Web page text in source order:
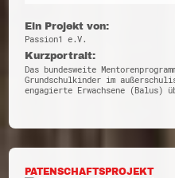
Ein Projekt von:
Passion1 e.V.
Kurzportrait:
Das bundesweite
Grundschulkinder im
engagierte Erwachsene (Balus)
PATENSCHAFTSPROJEKT